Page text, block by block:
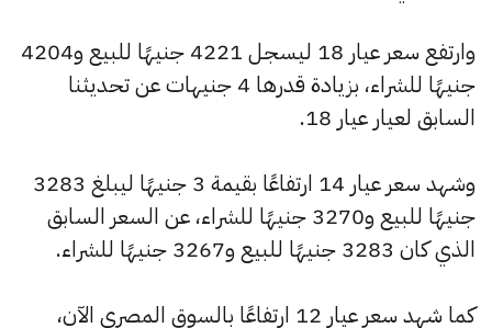
وارتفع سعر عيار 18 ليسجل 4221 جنيهًا للبيع و4204
جنيهًا للشراء، بزيادة قدرها 4 جنيهات عن تحديثنا
السابق لعيار عيار 18.
وشهد سعر عيار 14 ارتفاعًا بقيمة 3 جنيهًا ليبلغ 3283
جنيهًا للبيع و3270 جنيهًا للشراء، عن السعر السابق
الذي كان 3283 جنيهًا للبيع و3267 جنيهًا للشراء.
كما شهد سعر عيار 12 ارتفاعًا بالسوق المصري الآن،